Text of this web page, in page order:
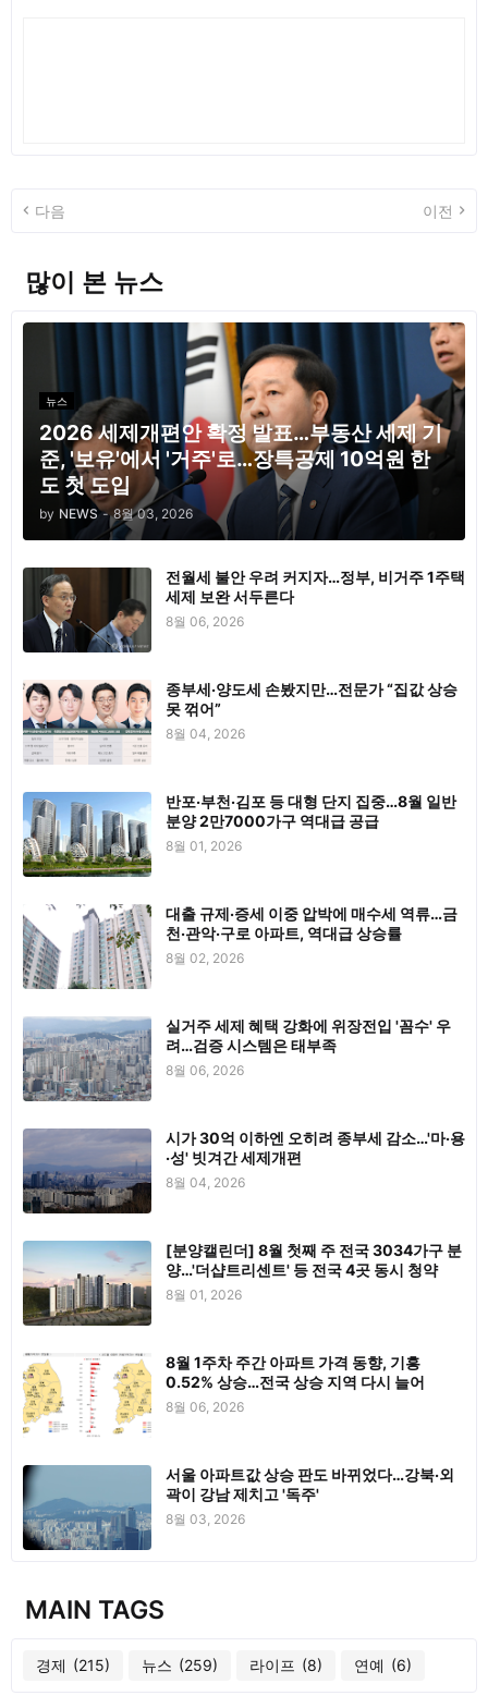
다음 이전
많이 본 뉴스
뉴스
2026 세제개편안 확정 발표…부동산 세제 기
준, '보유'에서 '거주'로…장특공제 10억원 한
도 첫 도입
by NEWS - 8월 03, 2026
전월세 불안 우려 커지자…정부, 비거주 1주택
세제 보완 서두른다
8월 06, 2026
종부세·양도세 손봤지만…전문가 “집값 상승
못 꺾어”
8월 04, 2026
반포·부천·김포 등 대형 단지 집중…8월 일반
분양 2만7000가구 역대급 공급
8월 01, 2026
대출 규제·증세 이중 압박에 매수세 역류…금
천·관악·구로 아파트, 역대급 상승률
8월 02, 2026
실거주 세제 혜택 강화에 위장전입 '꼼수' 우
려…검증 시스템은 태부족
8월 06, 2026
시가 30억 이하엔 오히려 종부세 감소…'마·용
·성' 빗겨간 세제개편
8월 04, 2026
[분양캘린더] 8월 첫째 주 전국 3034가구 분
양…'더샵트리센트' 등 전국 4곳 동시 청약
8월 01, 2026
8월 1주차 주간 아파트 가격 동향, 기흥
0.52% 상승…전국 상승 지역 다시 늘어
8월 06, 2026
서울 아파트값 상승 판도 바뀌었다…강북·외
곽이 강남 제치고 '독주'
8월 03, 2026
MAIN TAGS
경제 (215) 뉴스 (259) 라이프 (8) 연예 (6)